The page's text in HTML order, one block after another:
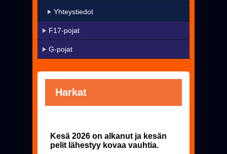
Jäseneksi - Hanki oma KaMa-korttisi!
Yhteystiedot
F17-pojat
G-pojat
Harkat
Kesä 2026 on alkanut ja kesän
pelit lähestyy kovaa vauhtia.